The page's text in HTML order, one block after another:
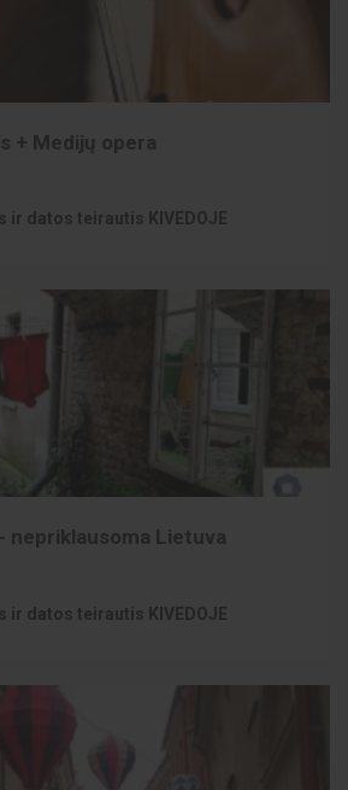
+ Medijų opera
ir datos teirautis KIVEDOJE
nepriklausoma Lietuva
ir datos teirautis KIVEDOJE